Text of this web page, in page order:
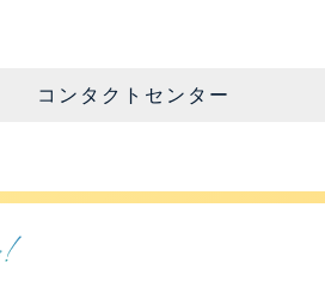
コンタクトセンター